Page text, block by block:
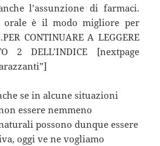
l’assunzione di farmaci.
orale è il modo migliore per
CONTINUARE A LEGGERE
2 DELL’INDICE [nextpage
se in alcune situazioni
essere nemmeno
possono dunque essere
oggi ve ne vogliamo